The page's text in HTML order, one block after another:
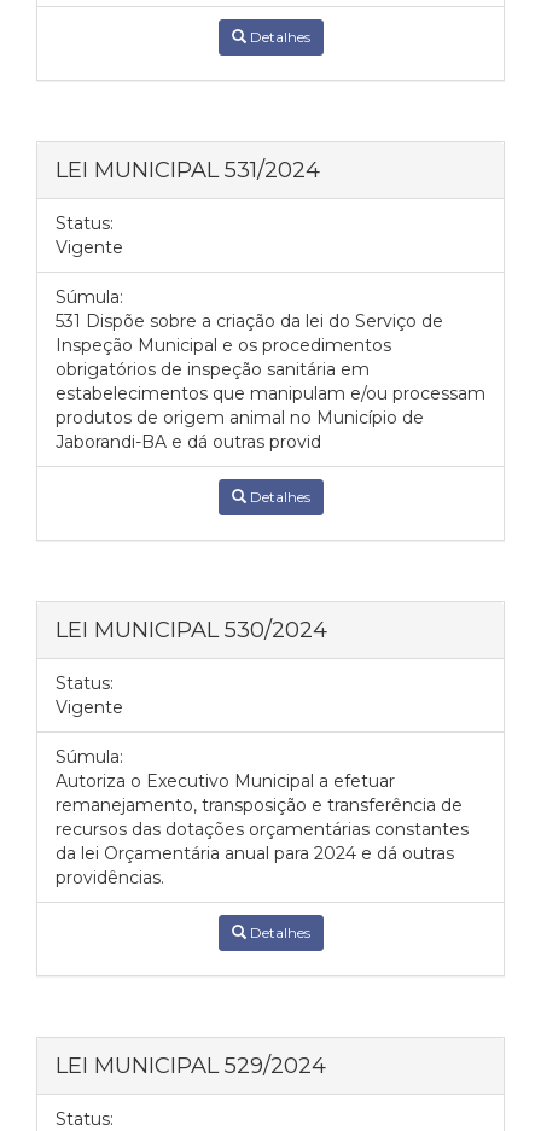
Detalhes
LEI MUNICIPAL 531/2024
Status:
Vigente
Súmula:
531 Dispõe sobre a criação da lei do Serviço de
Inspeção Municipal e os procedimentos
obrigatórios de inspeção sanitária em
estabelecimentos que manipulam e/ou processam
produtos de origem animal no Município de
Jaborandi-BA e dá outras provid
Detalhes
LEI MUNICIPAL 530/2024
Status:
Vigente
Súmula:
Autoriza o Executivo Municipal a efetuar
remanejamento, transposição e transferência de
recursos das dotações orçamentárias constantes
da lei Orçamentária anual para 2024 e dá outras
providências.
Detalhes
LEI MUNICIPAL 529/2024
Status: